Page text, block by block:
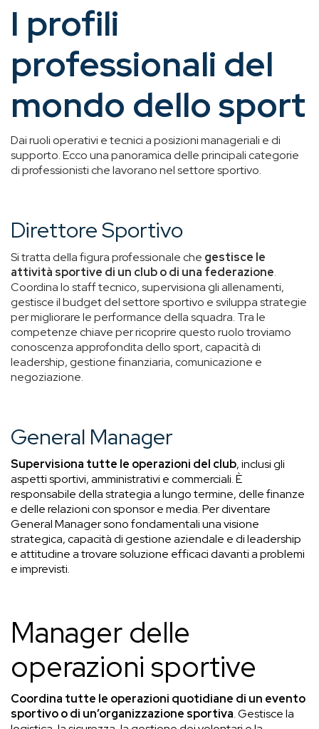
I profili
professionali del
mondo dello sport
Dai ruoli operativi e tecnici a posizioni manageriali e di
supporto. Ecco una panoramica delle principali categorie
di professionisti che lavorano nel settore sportivo.
Direttore Sportivo
Si tratta della figura professionale che gestisce le
attività sportive di un club o di una federazione.
Coordina lo staff tecnico, supervisiona gli allenamenti,
gestisce il budget del settore sportivo e sviluppa strategie
per migliorare le performance della squadra. Tra le
competenze chiave per ricoprire questo ruolo troviamo
conoscenza approfondita dello sport, capacità di
leadership, gestione finanziaria, comunicazione e
negoziazione.
General Manager
Supervisiona tutte le operazioni del club, inclusi gli
aspetti sportivi, amministrativi e commerciali. È
responsabile della strategia a lungo termine, delle finanze
e delle relazioni con sponsor e media. Per diventare
General Manager sono fondamentali una visione
strategica, capacità di gestione aziendale e di leadership
e attitudine a trovare soluzione efficaci davanti a problemi
e imprevisti.
Manager delle
operazioni sportive
Coordina tutte le operazioni quotidiane di un evento
sportivo o di un’organizzazione sportiva. Gestisce la